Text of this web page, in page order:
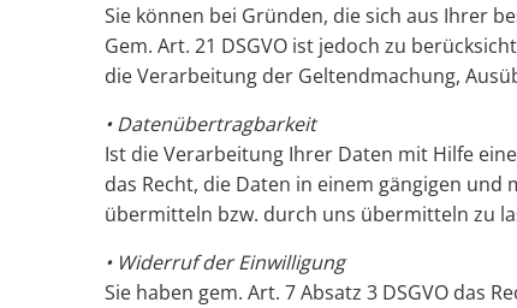
Sie können bei Gründen, die sich aus Ihrer
Gem. Art. 21 DSGVO ist jedoch zu
die Verarbeitung der Geltendmachung,
• Datenübertragbarkeit
Ist die Verarbeitung Ihrer Daten mit Hilfe
das Recht, die Daten in einem gängigen
übermitteln bzw. durch uns übermitteln zu
• Widerruf der Einwilligung
Sie haben gem. Art. 7 Absatz 3 DSGVO das